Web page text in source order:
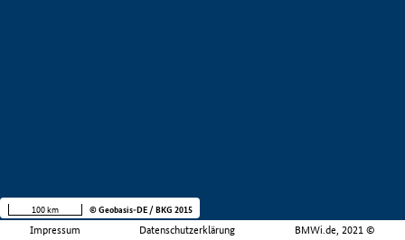
Impressum Datenschutzerklärung BMWi.de, 2021 ©
100 km © Geobasis-DE / BKG 2015